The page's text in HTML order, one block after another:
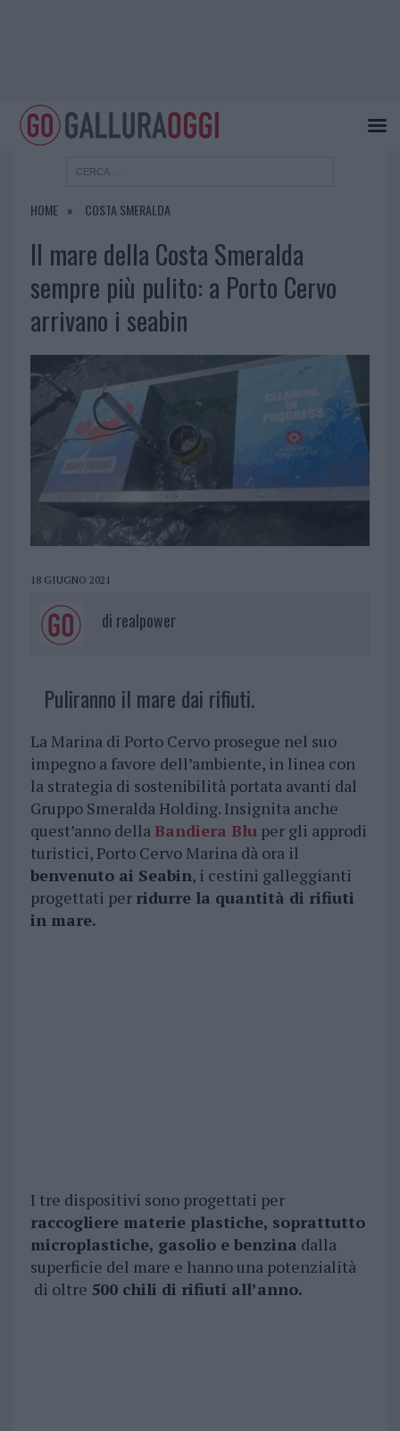
HOME COSTA SMERALDA
Il mare della Costa Smeralda
sempre più pulito: a Porto Cervo
arrivano i seabin
18 GIUGNO 2021
di realpower
Puliranno il mare dai rifiuti.
La Marina di Porto Cervo prosegue nel suo
impegno a favore dell’ambiente, in linea con
la strategia di sostenibilità portata avanti dal
Gruppo Smeralda Holding. Insignita anche
quest’anno dellaBandiera Bluper gli approdi
turistici, Porto Cervo Marina dà ora il
benvenuto ai Seabin, i cestini galleggianti
progettati per ridurre la quantità di rifiuti
in mare.
I tre dispositivi sono progettati per
raccogliere materie plastiche, soprattutto
microplastiche, gasolio e benzina dalla
superficie del mare e hanno una potenzialità
di oltre 500 chili di rifiuti all’anno.